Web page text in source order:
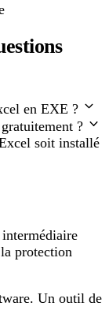
en EXE ?
?
soit installé
protection
Un outil de